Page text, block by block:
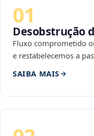
01
Desobstrução
Fluxo comprometido
e restabelecemos a
SAIBA MAIS